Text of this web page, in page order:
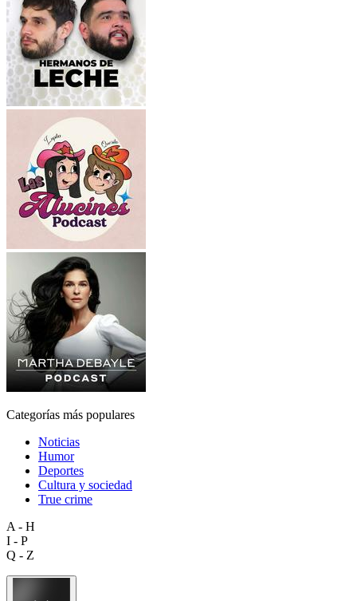
Categorías más populares
Noticias
Humor
Deportes
Cultura y sociedad
True crime
A - H
I - P
Q - Z